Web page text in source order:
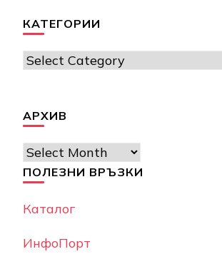
КАТЕГОРИИ
Категории
АРХИВ
Архив
ПОЛЕЗНИ ВРЪЗКИ
Каталог
ИнфоПорт